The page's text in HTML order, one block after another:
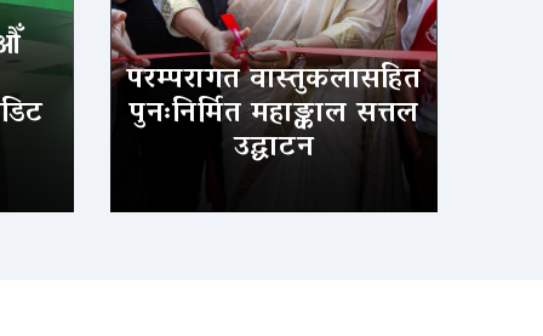
परम्परागत वास्तुकलासहित
पुनःनिर्मित महाङ्काल सत्तल
उद्घाटन